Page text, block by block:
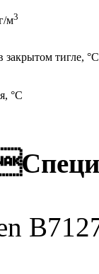
м3
тигле, °С
°С